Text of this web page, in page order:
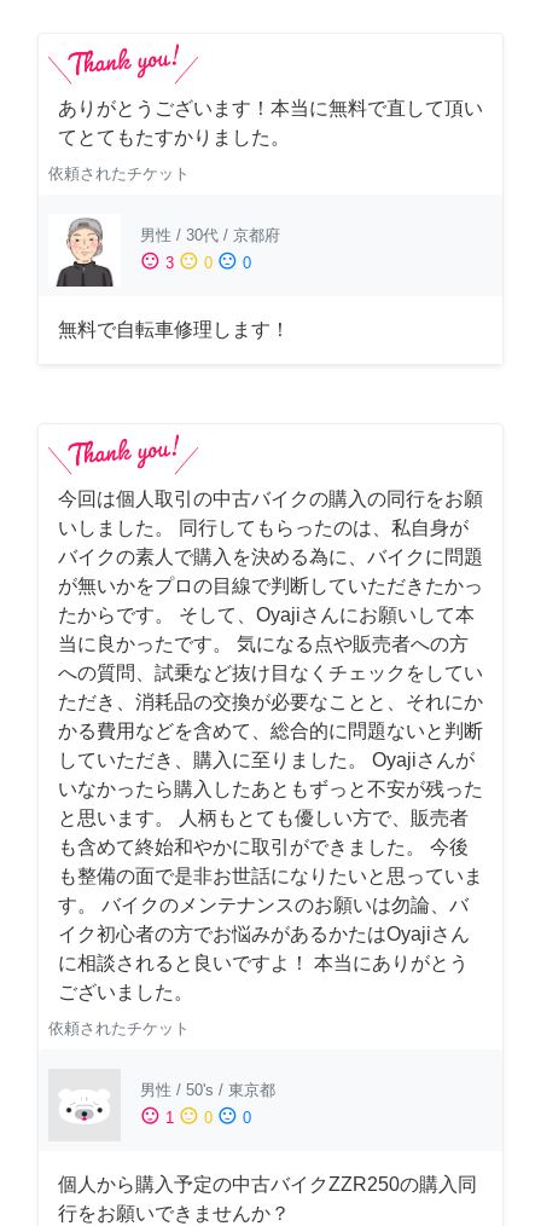
ありがとうございます！本当に無料で直して頂い
てとてもたすかりました。
依頼されたチケット
男性 / 30代 / 京都府
sentiment_satisfied 3 sentiment_neutral 0 sentiment_dissatisfied 0
無料で自転車修理します！
今回は個人取引の中古バイクの購入の同行をお願
いしました。 同行してもらったのは、私自身が
バイクの素人で購入を決める為に、バイクに問題
が無いかをプロの目線で判断していただきたかっ
たからです。 そして、Oyajiさんにお願いして本
当に良かったです。 気になる点や販売者への方
への質問、試乗など抜け目なくチェックをしてい
ただき、消耗品の交換が必要なことと、それにか
かる費用などを含めて、総合的に問題ないと判断
していただき、購入に至りました。 Oyajiさんが
いなかったら購入したあともずっと不安が残った
と思います。 人柄もとても優しい方で、販売者
も含めて終始和やかに取引ができました。 今後
も整備の面で是非お世話になりたいと思っていま
す。 バイクのメンテナンスのお願いは勿論、バ
イク初心者の方でお悩みがあるかたはOyajiさん
に相談されると良いですよ！ 本当にありがとう
ございました。
依頼されたチケット
男性 / 50's / 東京都
sentiment_satisfied 1 sentiment_neutral 0 sentiment_dissatisfied 0
個人から購入予定の中古バイクZZR250の購入同
行をお願いできませんか？